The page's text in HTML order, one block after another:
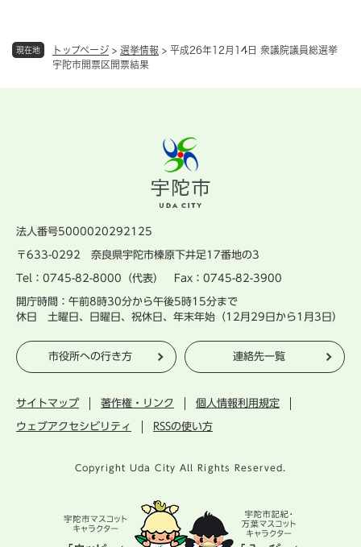
現在地 トップページ > 選挙情報 > 平成26年12月14日 衆議院議員総選挙
宇陀市開票区開票結果
法人番号5000020292125
〒633-0292 奈良県宇陀市榛原下井足17番地の3
Tel：0745-82-8000（代表） Fax：0745-82-3900
開庁時間：午前8時30分から午後5時15分まで
休日 土曜日、日曜日、祝休日、年末年始（12月29日から1月3日）
市役所への行き方 連絡先一覧
サイトマップ 著作権・リンク 個人情報利用規定
ウェブアクセシビリティ RSSの使い方
Copyright Uda City All Rights Reserved.